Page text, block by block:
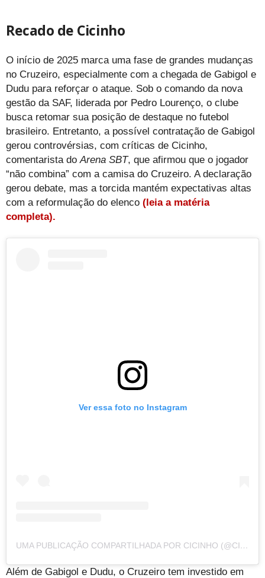
Recado de Cicinho
O início de 2025 marca uma fase de grandes mudanças
no Cruzeiro, especialmente com a chegada de Gabigol e
Dudu para reforçar o ataque. Sob o comando da nova
gestão da SAF, liderada por Pedro Lourenço, o clube
busca retomar sua posição de destaque no futebol
brasileiro. Entretanto, a possível contratação de Gabigol
gerou controvérsias, com críticas de Cicinho,
comentarista doArena SBT, que afirmou que o jogador
“não combina” com a camisa do Cruzeiro. A declaração
gerou debate, mas a torcida mantém expectativas altas
com a reformulação do elenco (leia a matéria
completa).
Ver essa foto no Instagram
UMA PUBLICAÇÃO COMPARTILHADA POR CICINHO (@CICINHO)
Além de Gabigol e Dudu, o Cruzeiro tem investido em